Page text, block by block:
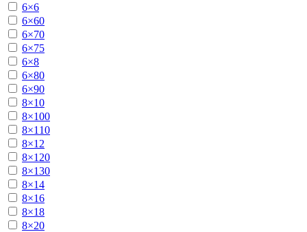
6×6
6×60
6×70
6×75
6×8
6×80
6×90
8×10
8×100
8×110
8×12
8×120
8×130
8×14
8×16
8×18
8×20